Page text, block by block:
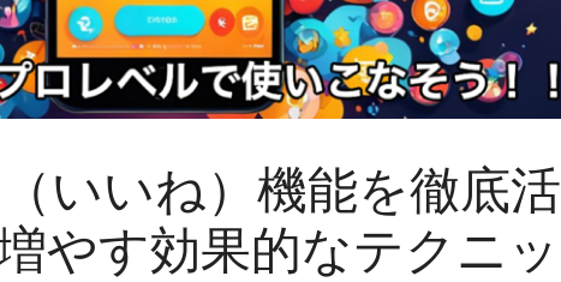
いいね）機能を徹底活
やす効果的なテクニッ